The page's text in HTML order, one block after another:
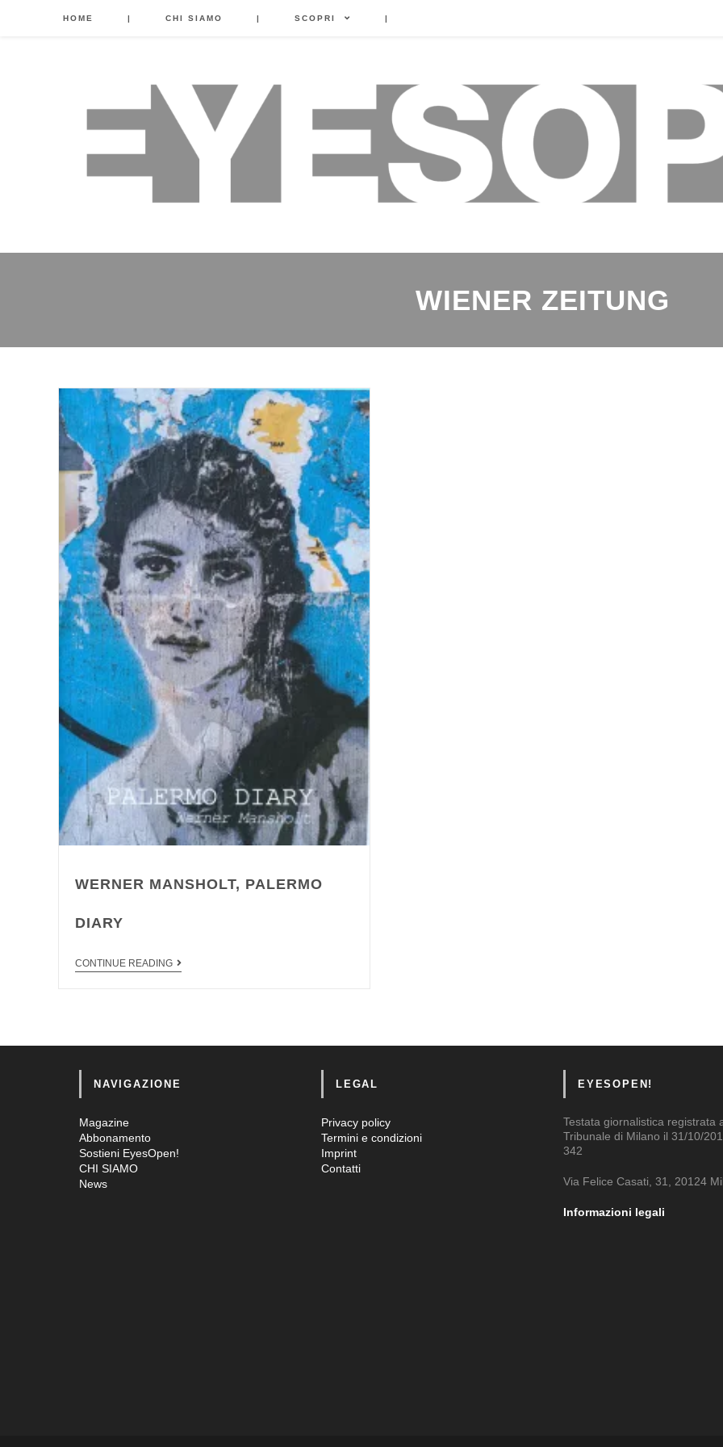
HOME | CHI SIAMO | SCOPRI |
WIENER ZEITUNG
WERNER MANSHOLT, PALERMO
DIARY
CONTINUE READING
NAVIGAZIONE
Magazine
Abbonamento
Sostieni EyesOpen!
CHI SIAMO
News
LEGAL
Privacy policy
Termini e condizioni
Imprint
Contatti
EYESOPEN!
Testata giornalistica registrata
Tribunale di Milano il 31/10/
342
Via Felice Casati, 31, 20124
Informazioni legali